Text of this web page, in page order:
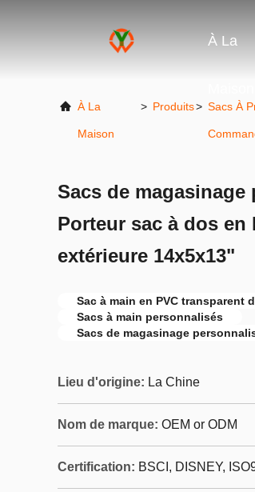
À La
À La
Maison
> Produits> Sacs À
Sacs de
Porteur sac à dos en
extérieure 14x5x13"
Sac à main en PVC transparent
Sacs à main personnalisés
Sacs de magasinage
Lieu d'origine: La Chine
Nom de marque: OEM or ODM
Certification: BSCI, DISNEY,